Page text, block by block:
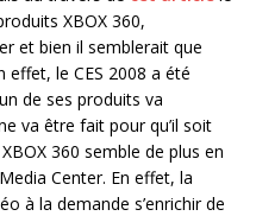
XBOX 360,
et bien il semblerait que
effet, le CES 2008 a été
de ses produits va
va être fait pour qu’il soit
360 semble de plus en
Center. En effet, la
à la demande s’enrichir de